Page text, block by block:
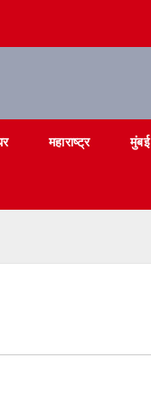
महाराष्ट्र मुंबई